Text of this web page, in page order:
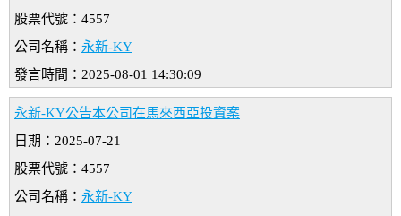
股票代號：4557
公司名稱： 永新-KY
發言時間：2025-08-01 14:30:09
永新-KY公告本公司在馬來西亞投資案
日期：2025-07-21
股票代號：4557
公司名稱： 永新-KY